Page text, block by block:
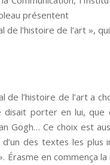
présentent
de l’histoire de l’art »,
l’histoire de l’art a
disait porter en lui,
Gogh… Ce choix est
des textes les
Érasme en commença